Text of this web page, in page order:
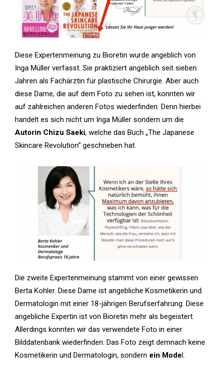
Diese Expertenmeinung zu Bioretin wurde angeblich von
Inga Müller verfasst. Sie praktiziert angeblich seit sieben
Jahren als Fachärztin für plastische Chirurgie. Aber auch
diese Dame, die auf dem Foto zu sehen ist, konnten wir
auf zahlreichen anderen Fotos wiederfinden. Denn hierbei
handelt es sich nicht um Inga Müller sondern um die
Autorin Chizu Saeki, welche das Buch „The Japanese
Skincare Revolution“ geschrieben hat.
Die zweite Expertenmeinung stammt von einer gewissen
Berta Kohler. Diese Dame ist angebliche Kosmetikerin und
Dermatologin mit einer 18-jährigen Berufserfahrung. Diese
angebliche Expertin ist von Bioretin mehr als begeistert.
Allerdings konnten wir das verwendete Foto in einer
Bilddatenbank wiederfinden. Das Foto zeigt demnach keine
Kosmetikerin und Dermatologin, sondern ein Model.